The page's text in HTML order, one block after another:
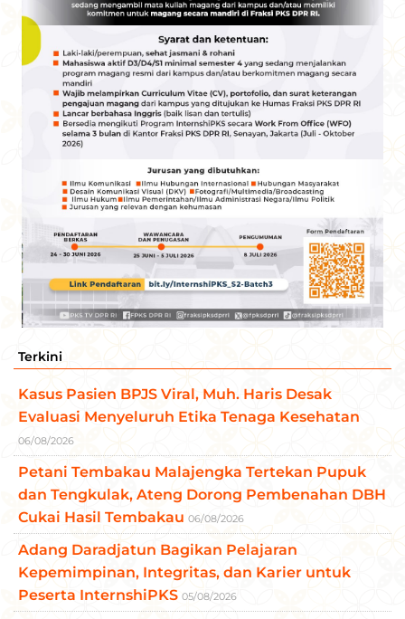
Terkini
Kasus Pasien BPJS Viral, Muh. Haris Desak
Evaluasi Menyeluruh Etika Tenaga Kesehatan
06/08/2026
Petani Tembakau Malajengka Tertekan Pupuk
dan Tengkulak, Ateng Dorong Pembenahan DBH
Cukai Hasil Tembakau 06/08/2026
Adang Daradjatun Bagikan Pelajaran
Kepemimpinan, Integritas, dan Karier untuk
Peserta InternshiPKS 05/08/2026